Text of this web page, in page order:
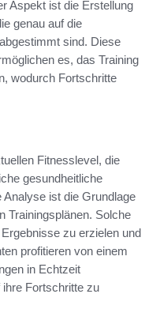
Aspekt ist die Erstellung
genau auf die
sind. Diese
es, das Training
wodurch Fortschritte
Fitnesslevel, die
gesundheitliche
ist die Grundlage
Trainingsplänen. Solche
zu erzielen und
profitieren von einem
in Echtzeit
Fortschritte zu